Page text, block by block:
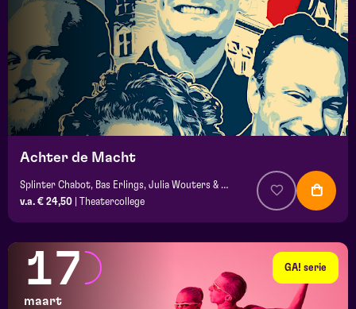
Achter de Macht
Splinter Chabot, Bas Erlings, Julia Wouters & Peter Kwint
v.a. € 24,50
Theatercollege
GA! serie
17
maart